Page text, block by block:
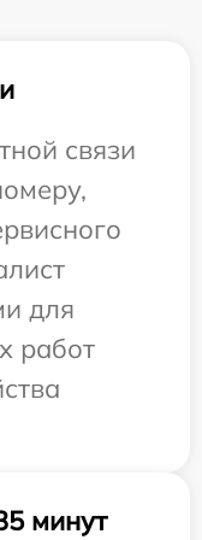
связи
для
работ
минут